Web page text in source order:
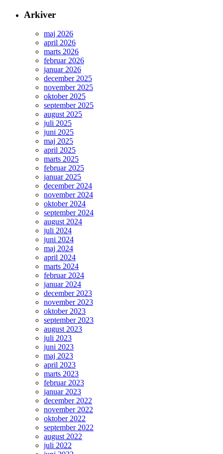
Arkiver
maj 2026
april 2026
marts 2026
februar 2026
januar 2026
december 2025
november 2025
oktober 2025
september 2025
august 2025
juli 2025
juni 2025
maj 2025
april 2025
marts 2025
februar 2025
januar 2025
december 2024
november 2024
oktober 2024
september 2024
august 2024
juli 2024
juni 2024
maj 2024
april 2024
marts 2024
februar 2024
januar 2024
december 2023
november 2023
oktober 2023
september 2023
august 2023
juli 2023
juni 2023
maj 2023
april 2023
marts 2023
februar 2023
januar 2023
december 2022
november 2022
oktober 2022
september 2022
august 2022
juli 2022